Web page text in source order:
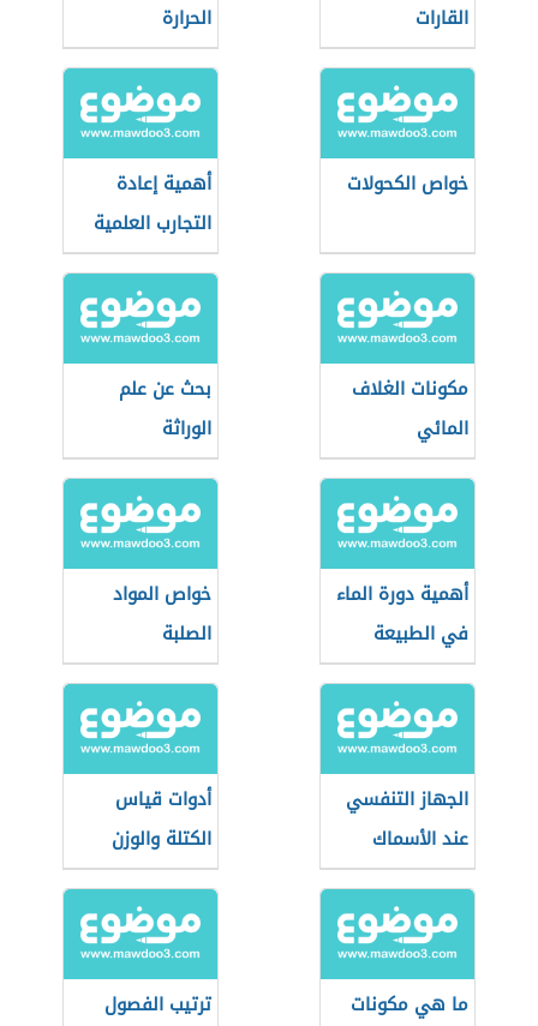
القارات
الحرارة
خواص الكحولات
أهمية إعادة
التجارب العلمية
مكونات الغلاف
المائي
بحث عن علم
الوراثة
أهمية دورة الماء
في الطبيعة
خواص المواد
الصلبة
الجهاز التنفسي
عند الأسماك
الغضروفية
أدوات قياس
الكتلة والوزن
ما هي مكونات
ترتيب الفصول